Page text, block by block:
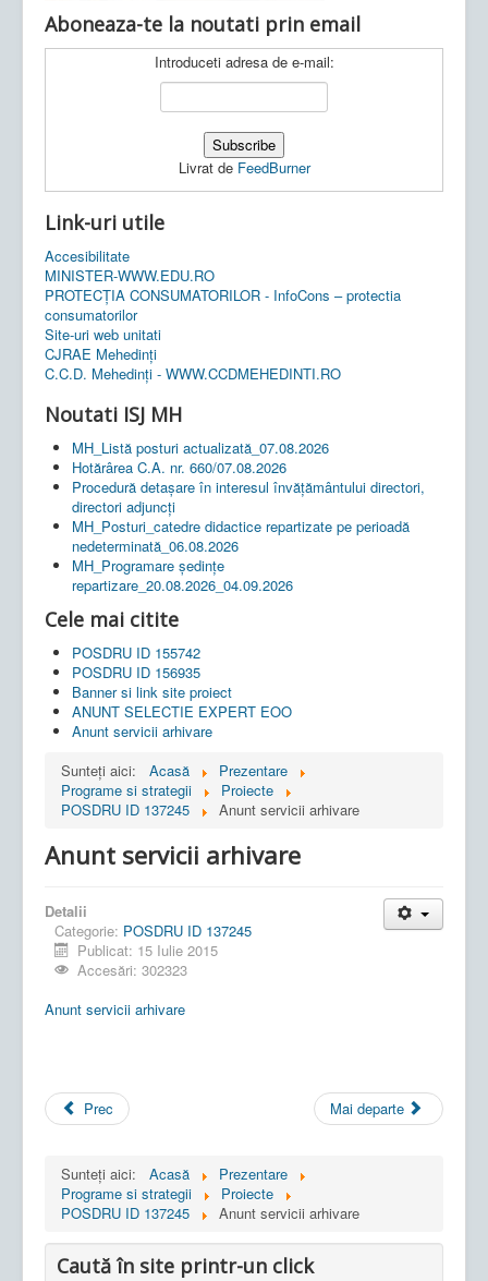
Aboneaza-te la noutati prin email
Introduceti adresa de e-mail:
Livrat de FeedBurner
Link-uri utile
Accesibilitate
MINISTER-WWW.EDU.RO
PROTECȚIA CONSUMATORILOR - InfoCons – protectia
consumatorilor
Site-uri web unitati
CJRAE Mehedinți
C.C.D. Mehedinţi - WWW.CCDMEHEDINTI.RO
Noutati ISJ MH
MH_Listă posturi actualizată_07.08.2026
Hotărârea C.A. nr. 660/07.08.2026
Procedură detașare în interesul învățământului directori,
directori adjuncți
MH_Posturi_catedre didactice repartizate pe perioadă
nedeterminată_06.08.2026
MH_Programare ședințe
repartizare_20.08.2026_04.09.2026
Cele mai citite
POSDRU ID 155742
POSDRU ID 156935
Banner si link site proiect
ANUNT SELECTIE EXPERT EOO
Anunt servicii arhivare
Sunteți aici:
Acasă
Prezentare
Programe si strategii
Proiecte
POSDRU ID 137245
Anunt servicii arhivare
Anunt servicii arhivare
Detalii
Categorie: POSDRU ID 137245
Publicat: 15 Iulie 2015
Accesări: 302323
Anunt servicii arhivare
Prec Mai departe
Sunteți aici: Acasă
Prezentare
Programe si strategii
Proiecte
POSDRU ID 137245
Anunt servicii arhivare
Caută în site printr-un click